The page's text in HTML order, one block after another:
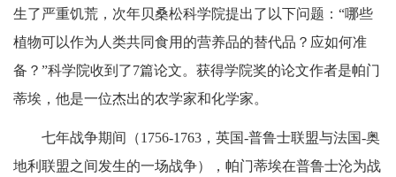
生了严重饥荒，次年贝桑松科学院提出了以下问题：“哪些
植物可以作为人类共同食用的营养品的替代品？应如何准
备？”科学院收到了7篇论文。获得学院奖的论文作者是帕门
蒂埃，他是一位杰出的农学家和化学家。
七年战争期间（1756-1763，英国-普鲁士联盟与法国-奥
地利联盟之间发生的一场战争），帕门蒂埃在普鲁士沦为战